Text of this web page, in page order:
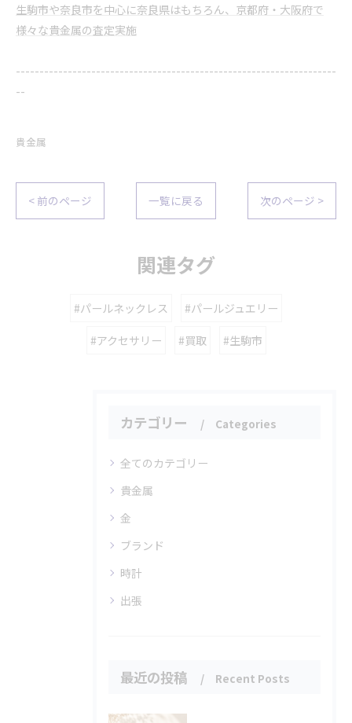
生駒市や奈良市を中心に奈良県はもちろん、京都府・大阪府で
様々な貴金属の査定実施
--------------------------------------------------------------------
--
貴金属
< 前のページ 一覧に戻る 次のページ >
関連タグ
#パールネックレス #パールジュエリー
#アクセサリー #買取 #生駒市
カテゴリー Categories
全てのカテゴリー
貴金属
金
ブランド
時計
出張
最近の投稿 Recent Posts